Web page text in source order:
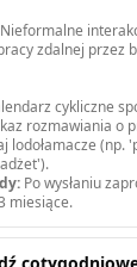
Nieformalne
zdalnej przez
cykliczne
rozmawiania o
lodołamacze (np.
Po wysłaniu
miesiące.